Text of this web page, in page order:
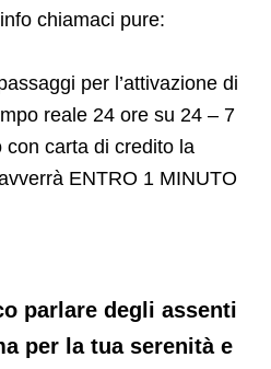
chiamaci pure:
per l’attivazione di
reale 24 ore su 24 – 7
carta di credito la
ENTRO 1 MINUTO
parlare degli assenti
per la tua serenità e